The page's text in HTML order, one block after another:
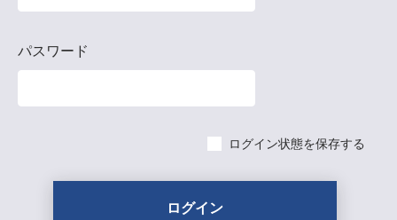
パスワード
ログイン状態を保存する